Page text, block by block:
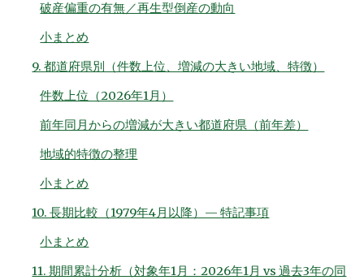
破産偏重の有無／再生型倒産の動向
小まとめ
9. 都道府県別（件数上位、増減の大きい地域、特徴）
件数上位（2026年1月）
前年同月からの増減が大きい都道府県（前年差）
地域的特徴の整理
小まとめ
10. 長期比較（1979年4月以降）— 特記事項
小まとめ
11. 期間累計分析（対象年1月：2026年1月 vs 過去3年の同